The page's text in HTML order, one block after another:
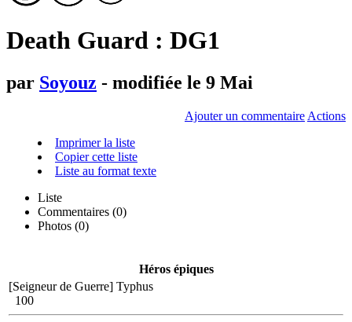
Death Guard : DG1
par Soyouz - modifiée le 9 Mai
Ajouter un commentaire Actions
Imprimer la liste
Copier cette liste
Liste au format texte
Liste
Commentaires (0)
Photos (0)
Héros épiques
[Seigneur de Guerre] Typhus
100